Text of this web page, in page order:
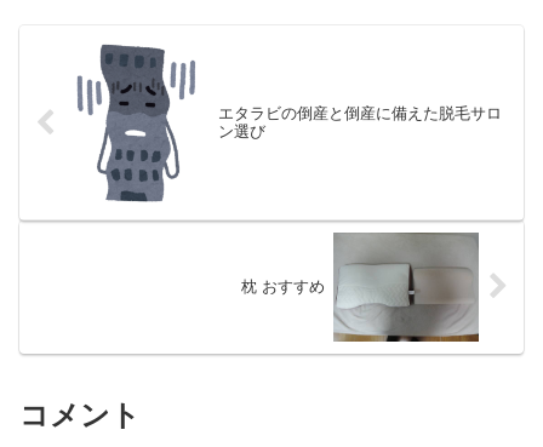
エタラビの倒産と倒産に備えた脱毛サロ
ン選び
枕 おすすめ
コメント